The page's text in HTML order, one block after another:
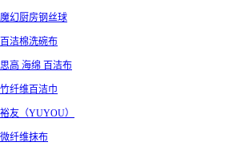
魔幻厨房钢丝球
百洁棉洗碗布
思高 海绵 百洁布
竹纤维百洁巾
裕友（YUYOU）
微纤维抹布